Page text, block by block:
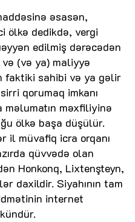
əsasən,
ölkə dedikdə, vergi
edilmiş dərəcədən
(və ya) maliyyə
faktiki sahibi və ya gəlir
qorumaq imkanı
məxfiliyinə
ölkə başa düşülür.
il müvafiq icra orqanı
qüvvədə olan
Honkonq, Lixtenşteyn,
daxildir. Siyahının tam
internet